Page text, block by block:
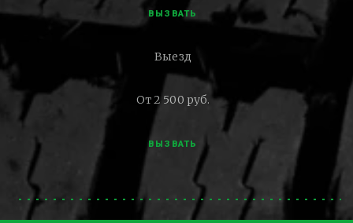
ВЫЗВАТЬ
Выезд
От 2 500 руб.
ВЫЗВАТЬ